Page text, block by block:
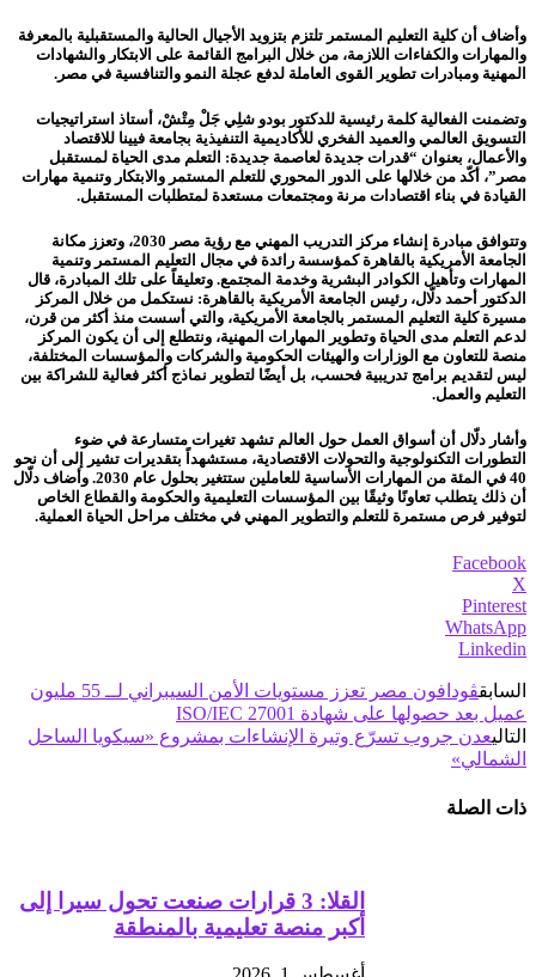
وأضاف أن كلية التعليم المستمر تلتزم بتزويد الأجيال الحالية والمستقبلية بالمعرفة
والمهارات والكفاءات اللازمة، من خلال البرامج القائمة على الابتكار والشهادات
المهنية ومبادرات تطوير القوى العاملة لدفع عجلة النمو والتنافسية في مصر.
وتضمنت الفعالية كلمة رئيسية للدكتور بودو شلِي جَلْ مِتْشْ، أستاذ استراتيجيات
التسويق العالمي والعميد الفخري للأكاديمية التنفيذية بجامعة فيينا للاقتصاد
والأعمال، بعنوان “قدرات جديدة لعاصمة جديدة: التعلم مدى الحياة لمستقبل
مصر”، أكّد من خلالها على الدور المحوري للتعلم المستمر والابتكار وتنمية مهارات
القيادة في بناء اقتصادات مرنة ومجتمعات مستعدة لمتطلبات المستقبل.
وتتوافق مبادرة إنشاء مركز التدريب المهني مع رؤية مصر 2030، وتعزز مكانة
الجامعة الأمريكية بالقاهرة كمؤسسة رائدة في مجال التعليم المستمر وتنمية
المهارات وتأهيل الكوادر البشرية وخدمة المجتمع. وتعليقاً على تلك المبادرة، قال
الدكتور أحمد دلّال، رئيس الجامعة الأمريكية بالقاهرة: نستكمل من خلال المركز
مسيرة كلية التعليم المستمر بالجامعة الأمريكية، والتي أسست منذ أكثر من قرن،
لدعم التعلم مدى الحياة وتطوير المهارات المهنية، ونتطلع إلى أن يكون المركز
منصة للتعاون مع الوزارات والهيئات الحكومية والشركات والمؤسسات المختلفة،
ليس لتقديم برامج تدريبية فحسب، بل أيضًا لتطوير نماذج أكثر فعالية للشراكة بين
التعليم والعمل.
وأشار دلّال أن أسواق العمل حول العالم تشهد تغيرات متسارعة في ضوء
التطورات التكنولوجية والتحولات الاقتصادية، مستشهداً بتقديرات تشير إلى أن نحو
40 في المئة من المهارات الأساسية للعاملين ستتغير بحلول عام 2030. وأضاف دلّال
أن ذلك يتطلب تعاونًا وثيقًا بين المؤسسات التعليمية والحكومة والقطاع الخاص
لتوفير فرص مستمرة للتعلم والتطوير المهني في مختلف مراحل الحياة العملية.
Facebook
X
Pinterest
WhatsApp
Linkedin
السابق
ڤودافون مصر تعزز مستويات الأمن السيبراني لــ 55 مليون
عميل بعد حصولها على شهادة ISO/IEC 27001
التاليعدن جروب تسرّع وتيرة الإنشاءات بمشروع «سيكويا الساحل
الشمالي»
ذات الصلة
القلا: 3 قرارات صنعت تحول سيرا إلى
أكبر منصة تعليمية بالمنطقة